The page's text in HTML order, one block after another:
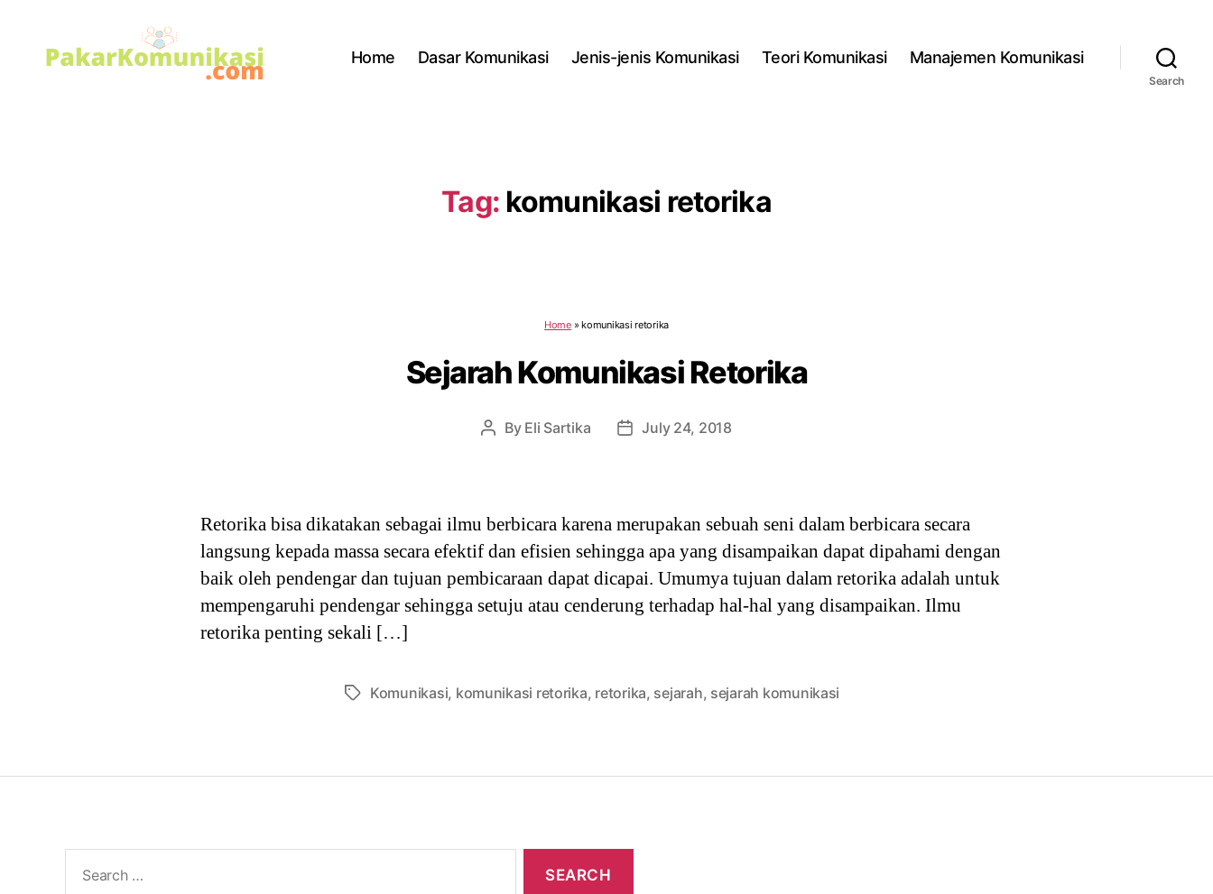
Home Dasar Komunikasi Jenis-jenis Komunikasi Teori Komunikasi Manajemen Komunikasi
Search
Tag: komunikasi retorika
Home»komunikasi retorika
Sejarah Komunikasi Retorika
Post
By Eli Sartika
PostJuly 24, 2018
Retorika bisa dikatakan sebagai ilmu berbicara karena merupakan sebuah seni dalam berbicara secara
langsung kepada massa secara efektif dan efisien sehingga apa yang disampaikan dapat dipahami dengan
baik oleh pendengar dan tujuan pembicaraan dapat dicapai. Umumya tujuan dalam retorika adalah untuk
mempengaruhi pendengar sehingga setuju atau cenderung terhadap hal-hal yang disampaikan. Ilmu
retorika penting sekali […]
TagsKomunikasi, komunikasi retorika, retorika, sejarah, sejarah komunikasi
for: